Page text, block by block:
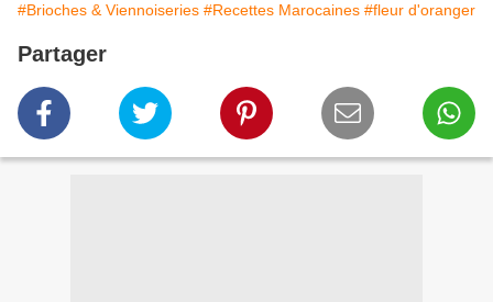
#Brioches & Viennoiseries #Recettes Marocaines #fleur d'oranger
Partager